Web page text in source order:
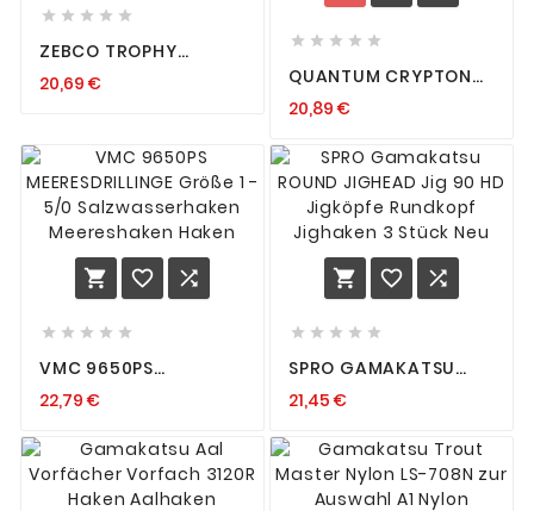
    
ZEBCO TROPHY
HAKEN ZANDER
20,69 €
    
QUANTUM CRYPTON
FORELLENHAKEN
VORFACH FORELLE
TEIG
20,89 €
  
    
VMC 9650PS
GRÖSSE 1 - 5/0
EERESHAKEN HAKEN
22,79 €
  
    
SPRO GAMAKATSU
90 HD JIGKÖPFE
3 STÜCK NEU
21,45 €